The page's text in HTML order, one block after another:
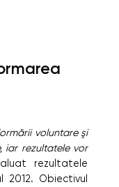
voluntare şi
iar rezultatele vor
rezultatele
Obiectivul